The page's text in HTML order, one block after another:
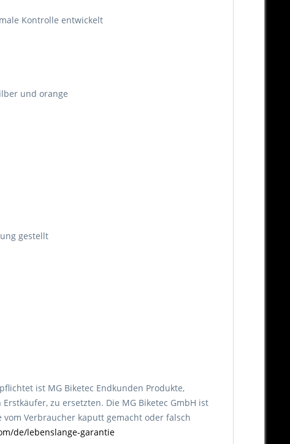
Kontrolle entwickelt
und orange
gestellt
ist MG Biketec Endkunden Produkte,
zu ersetzten. Die MG Biketec GmbH ist
Verbraucher kaputt gemacht oder falsch
de/lebenslange-garantie